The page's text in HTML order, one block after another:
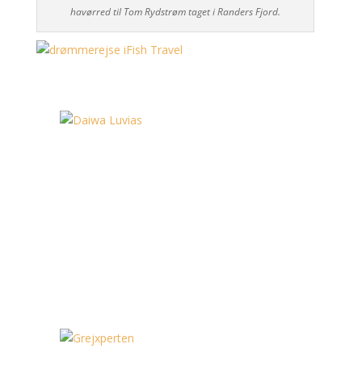
havørred til Tom Rydstrøm taget i Randers Fjord.